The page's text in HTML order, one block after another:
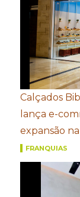
Calçados
lança e-
expansão
FRANQUIAS